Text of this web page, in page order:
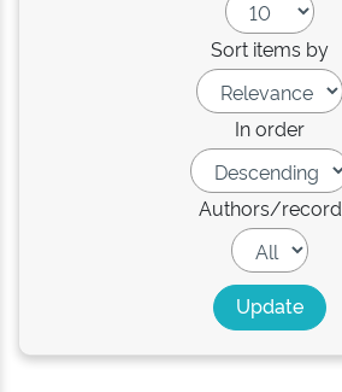
Sort items by
In order
Authors/record